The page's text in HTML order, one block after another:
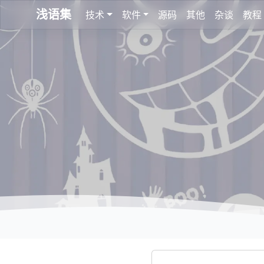
浅语集 技术 软件 源码 其他 杂谈 教程